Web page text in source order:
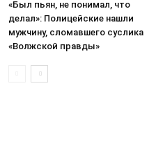
«Был пьян, не понимал, что
делал»: Полицейские нашли
мужчину, сломавшего суслика
«Волжской правды»